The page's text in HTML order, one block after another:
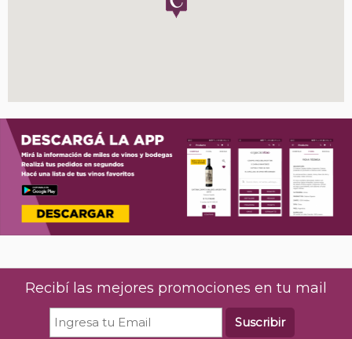
Recibí las mejores promociones en tu mail
Suscribir